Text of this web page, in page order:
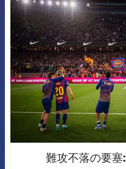
難攻不落の要塞